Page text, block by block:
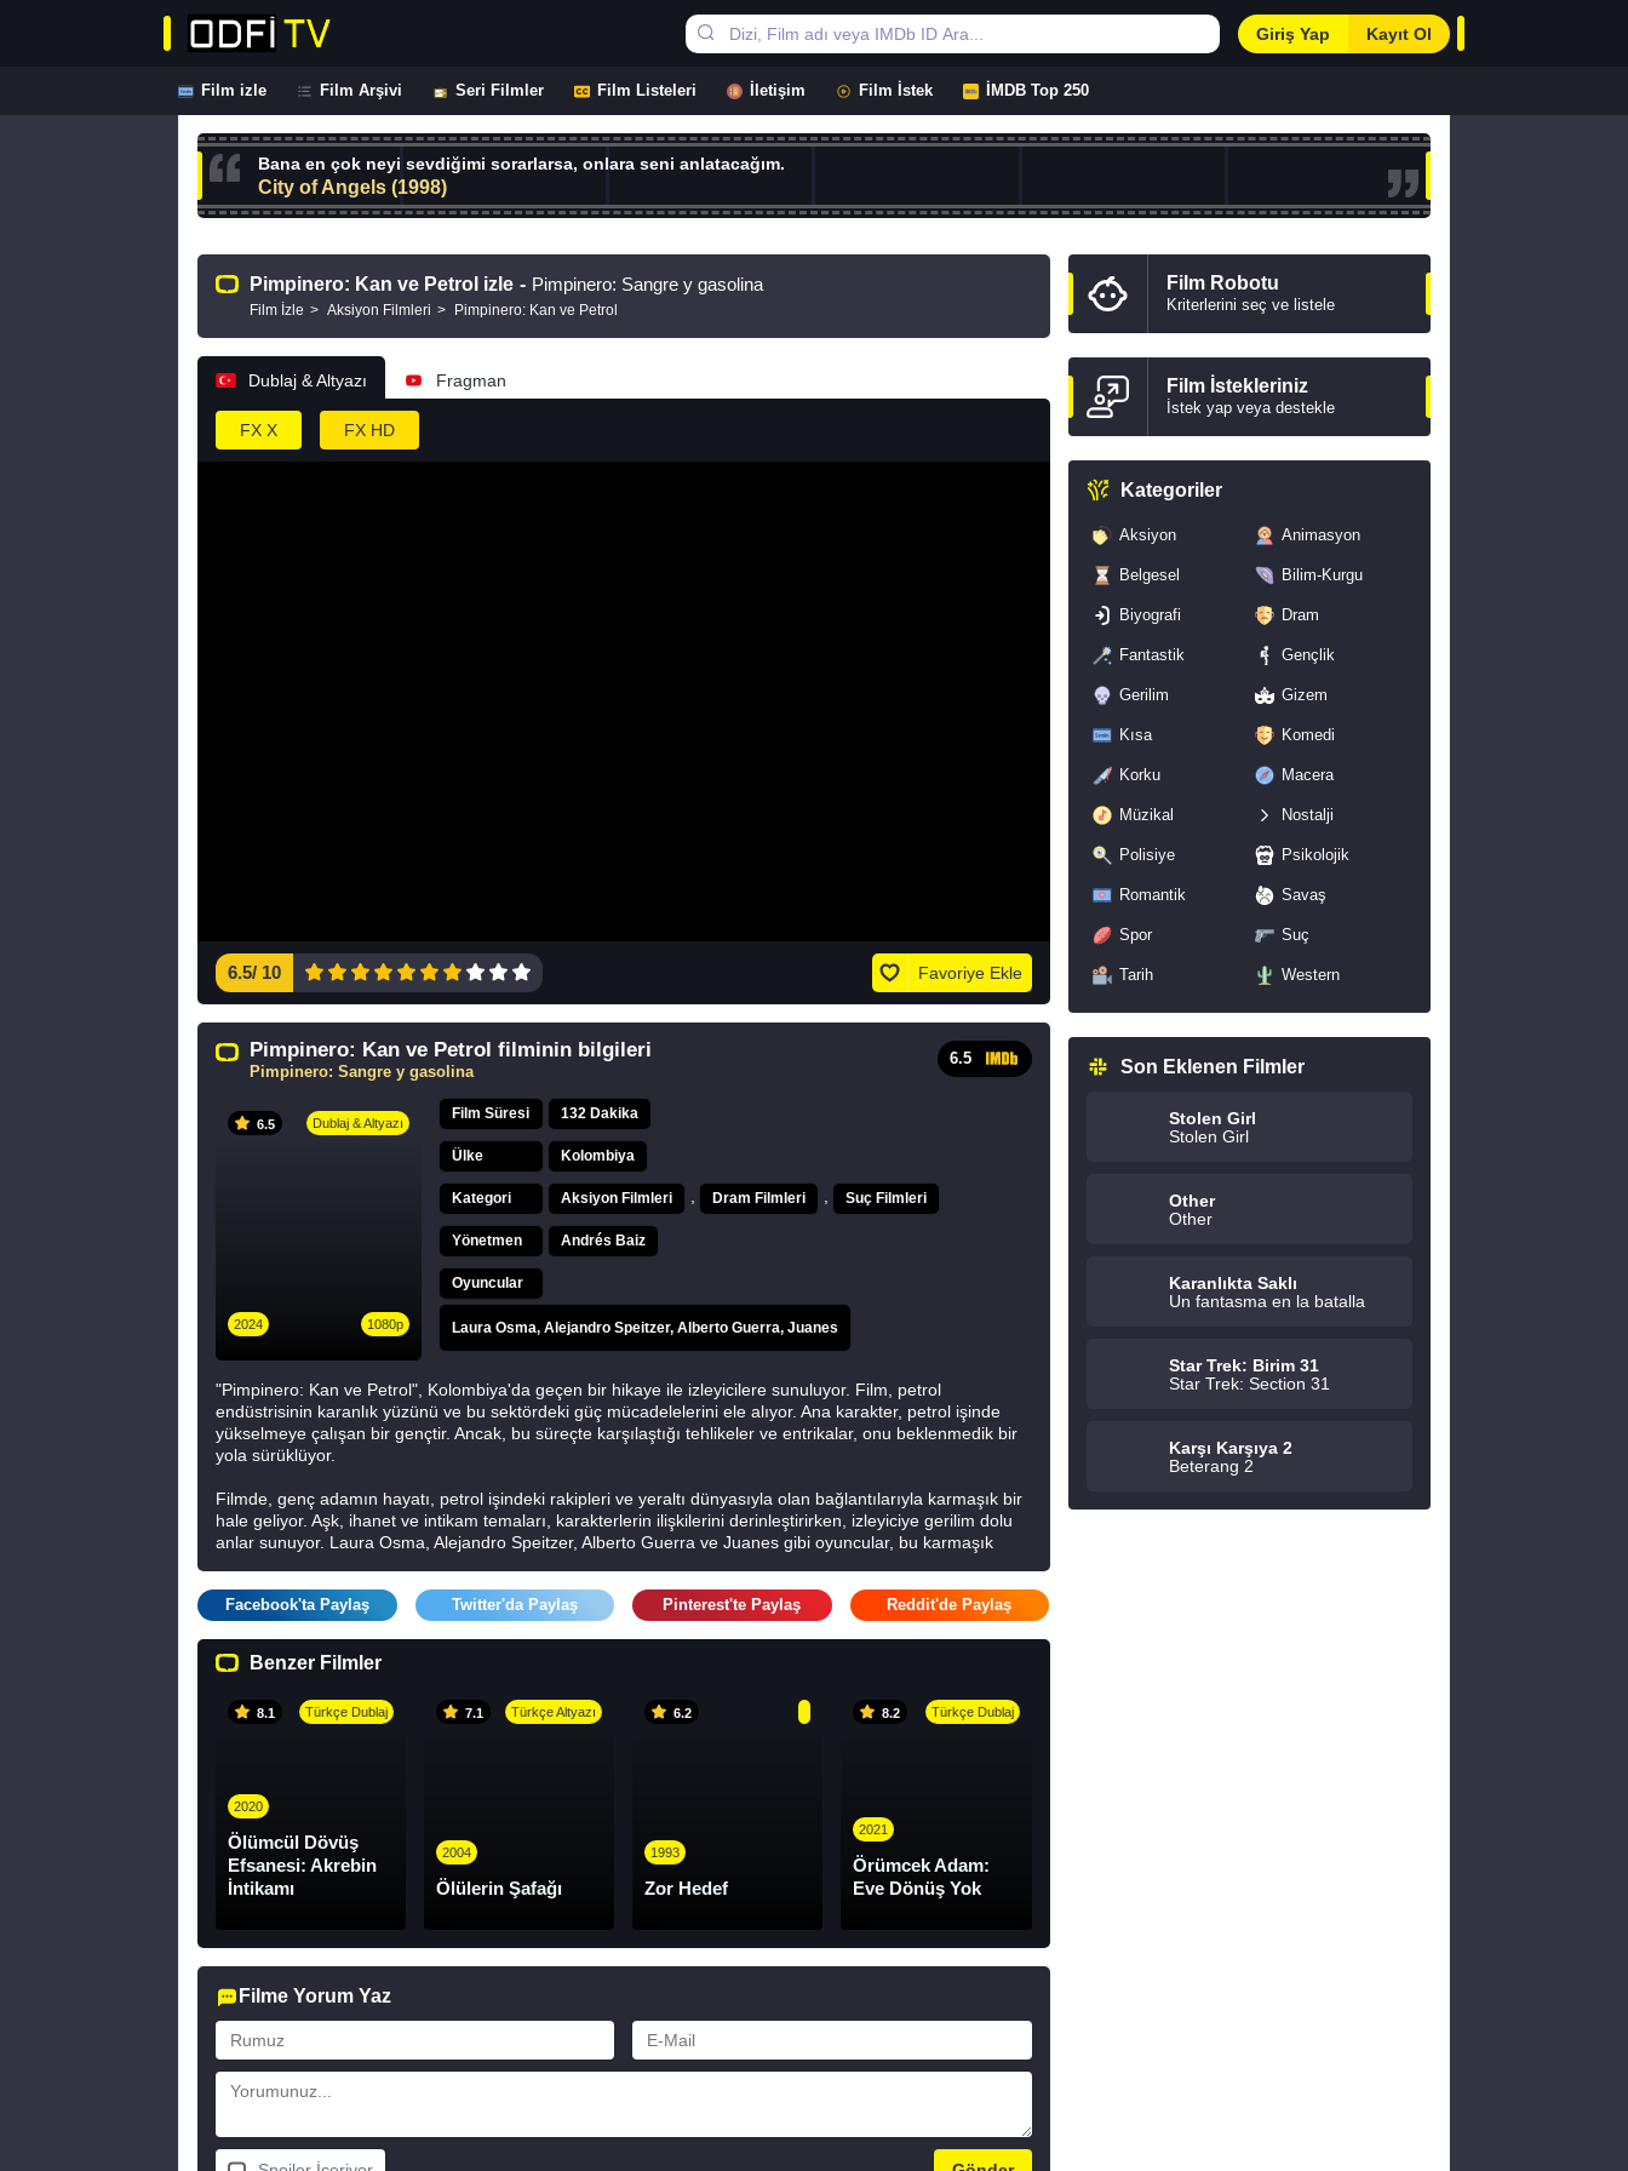
Giriş Yap Kayıt Ol
Film izle Film Arşivi Seri Filmler Film Listeleri İletişim Film İstek İMDB Top 250
Bana en çok neyi sevdiğimi sorarlarsa, onlara seni anlatacağım.
City of Angels (1998)
Pimpinero: Kan ve Petrol izle - Pimpinero: Sangre y gasolina
Film İzle Aksiyon Filmleri Pimpinero: Kan ve Petrol
Dublaj & Altyazı Fragman
FX X FX HD
6.5/ 10 Favoriye Ekle
Pimpinero: Kan ve Petrol filminin bilgileri
Pimpinero: Sangre y gasolina
6.5
6.5 Dublaj & Altyazı
2024 1080p
Film Süresi 132 Dakika
Ülke Kolombiya
Kategori Aksiyon Filmleri Dram Filmleri Suç Filmleri
Yönetmen Andrés Baiz
Oyuncular
Laura Osma, Alejandro Speitzer, Alberto Guerra, Juanes
"Pimpinero: Kan ve Petrol", Kolombiya'da geçen bir hikaye ile izleyicilere sunuluyor. Film, petrol
endüstrisinin karanlık yüzünü ve bu sektördeki güç mücadelelerini ele alıyor. Ana karakter, petrol işinde
yükselmeye çalışan bir gençtir. Ancak, bu süreçte karşılaştığı tehlikeler ve entrikalar, onu beklenmedik bir
yola sürüklüyor.
Filmde, genç adamın hayatı, petrol işindeki rakipleri ve yeraltı dünyasıyla olan bağlantılarıyla karmaşık bir
hale geliyor. Aşk, ihanet ve intikam temaları, karakterlerin ilişkilerini derinleştirirken, izleyiciye gerilim dolu
anlar sunuyor. Laura Osma, Alejandro Speitzer, Alberto Guerra ve Juanes gibi oyuncular, bu karmaşık
Sonuç olarak, "Pimpinero: Kan ve Petrol", izleyiciyi petrol endüstrisinin karanlık ve tehlikeli dünyasına
Facebook'ta Paylaş Twitter'da Paylaş Pinterest'te Paylaş Reddit'de Paylaş
Benzer Filmler
8.1 Türkçe Dublaj
2020
Ölümcül Dövüş
Efsanesi: Akrebin
İntikamı
7.1 Türkçe Altyazı
2004
Ölülerin Şafağı
6.2
1993
Zor Hedef
8.2 Türkçe Dublaj
2021
Örümcek Adam:
Eve Dönüş Yok
Filme Yorum Yaz
Film Robotu
Kriterlerini seç ve listele
Film İstekleriniz
İstek yap veya destekle
Kategoriler
Aksiyon Animasyon
Belgesel Bilim-Kurgu
Biyografi Dram
Fantastik Gençlik
Gerilim Gizem
Kısa Komedi
Korku Macera
Müzikal Nostalji
Polisiye Psikolojik
Romantik Savaş
Spor Suç
Tarih Western
Son Eklenen Filmler
Stolen Girl
Stolen Girl
Other
Other
Karanlıkta Saklı
Un fantasma en la batalla
Star Trek: Birim 31
Star Trek: Section 31
Karşı Karşıya 2
Beterang 2